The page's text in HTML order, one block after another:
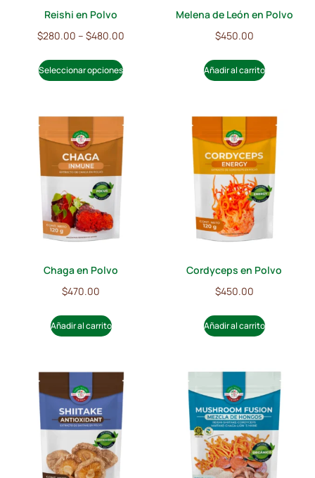
Reishi en Polvo
$280.00 – $480.00
Seleccionar opciones
Melena de León en Polvo
$450.00
Añadir al carrito
Chaga en Polvo
$470.00
Añadir al carrito
Cordyceps en Polvo
$450.00
Añadir al carrito